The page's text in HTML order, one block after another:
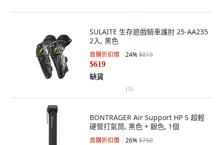
SULAITE 生存遊戲騎車護肘 25-AA235
2入, 黑色
首購折扣價 24%$819
$619
缺貨
(1)
BONTRAGER Air Support HP S 超輕
硬管打氣筒, 黑色 + 銀色, 1個
首購折扣價 26%$750